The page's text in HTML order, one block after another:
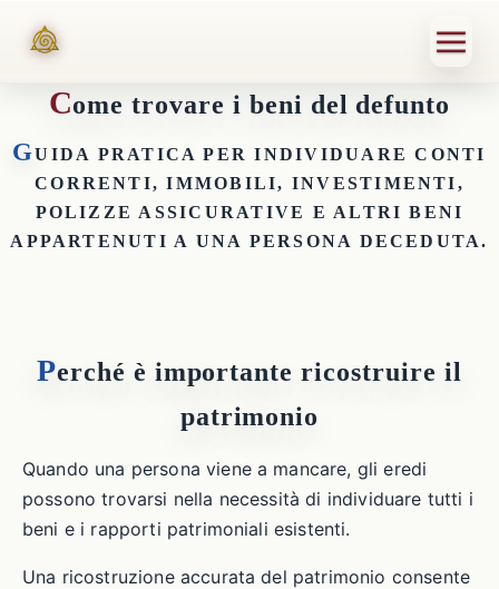
Come trovare i beni del defunto
GUIDA PRATICA PER INDIVIDUARE CONTI
CORRENTI, IMMOBILI, INVESTIMENTI,
POLIZZE ASSICURATIVE E ALTRI BENI
APPARTENUTI A UNA PERSONA DECEDUTA.
Perché è importante ricostruire il
patrimonio
Quando una persona viene a mancare, gli eredi
possono trovarsi nella necessità di individuare tutti i
beni e i rapporti patrimoniali esistenti.
Una ricostruzione accurata del patrimonio consente